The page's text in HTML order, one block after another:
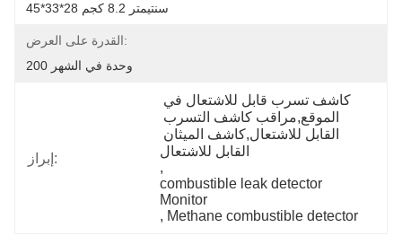
45*33*28 سنتيمتر 8.2 كجم
القدرة على العرض:
200 وحدة في الشهر
إبراز:
القابل للاشتعال
,
combustible leak detector
Monitor
, Methane combustible detector